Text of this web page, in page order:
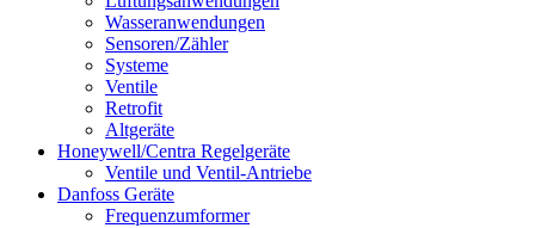
Wasseranwendungen
Sensoren/Zähler
Systeme
Ventile
Retrofit
Altgeräte
Honeywell/Centra Regelgeräte
Ventile und Ventil-Antriebe
Danfoss Geräte
Frequenzumformer